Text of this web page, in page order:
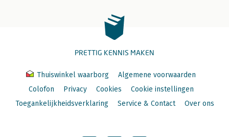
PRETTIG KENNIS MAKEN
Thuiswinkel waarborg
Algemene voorwaarden
Colofon
Privacy Cookies
Cookie instellingen
Toegankelijkheidsverklaring
Service & Contact Over ons